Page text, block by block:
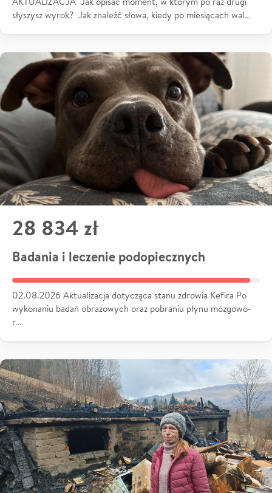
słyszysz wyrok? Jak znaleźć słowa, kiedy po miesiącach wal…
28 834 zł
Badania i leczenie podopiecznych
02.08.2026 Aktualizacja dotycząca stanu zdrowia Kefira Po
wykonaniu badań obrazowych oraz pobraniu płynu mózgowo-
r…